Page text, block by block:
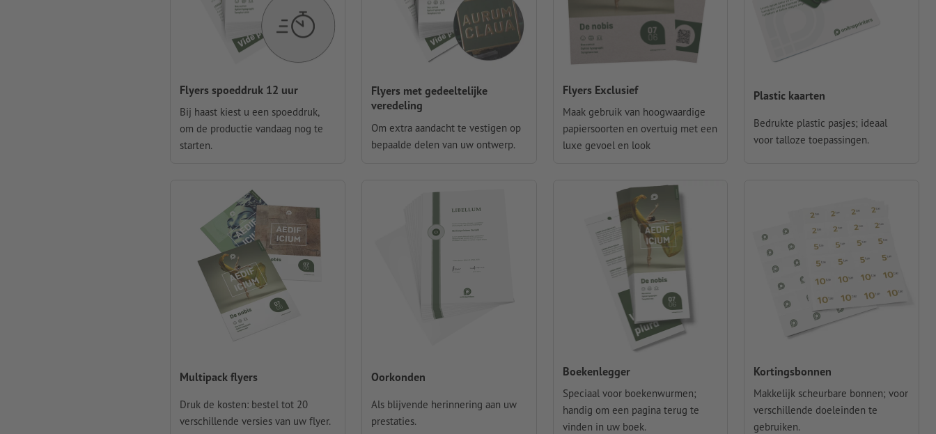
Flyers spoeddruk 12 uur
Bij haast kiest u een spoeddruk,
om de productie vandaag nog te
starten.
Flyers met gedeeltelijke
veredeling
Om extra aandacht te vestigen op
bepaalde delen van uw ontwerp.
Flyers Exclusief
Maak gebruik van hoogwaardige
papiersoorten en overtuig met een
luxe gevoel en look
Plastic kaarten
Bedrukte plastic pasjes; ideaal
voor talloze toepassingen.
Multipack flyers
Druk de kosten: bestel tot 20
verschillende versies van uw flyer.
Oorkonden
Als blijvende herinnering aan uw
prestaties.
Boekenlegger
Speciaal voor boekenwurmen;
handig om een pagina terug te
vinden in uw boek.
Kortingsbonnen
Makkelijk scheurbare bonnen; voor
verschillende doeleinden te
gebruiken.